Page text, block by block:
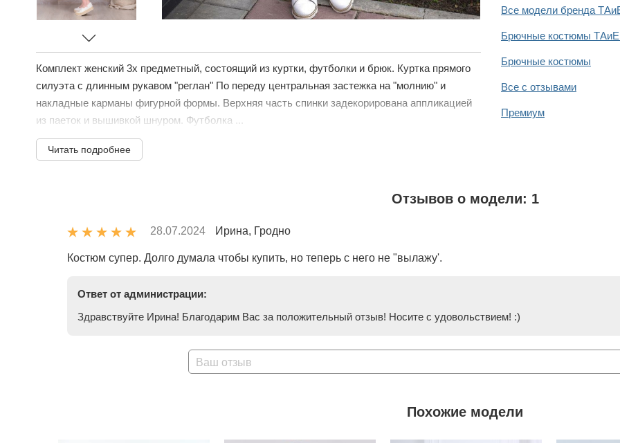
Комплект женский 3х предметный, состоящий из куртки, футболки и брюк. Куртка прямого
силуэта с длинным рукавом "реглан" По переду центральная застежка на "молнию" и
накладные карманы фигурной формы. Верхняя часть спинки задекорирована аппликацией
из паеток и вышивкой шнуром. Футболка ...
Читать подробнее
Все модели бренда
Брючные костюмы
Брючные костюмы
Все с отзывами
Премиум
Отзывов о модели: 1
28.07.2024 Ирина, Гродно
Костюм супер. Долго думала чтобы купить, но теперь с него не "вылажу'.
Ответ от администрации:
Здравствуйте Ирина! Благодарим Вас за положительный отзыв! Носите с удовольствием! :)
Ваш отзыв
Похожие модели